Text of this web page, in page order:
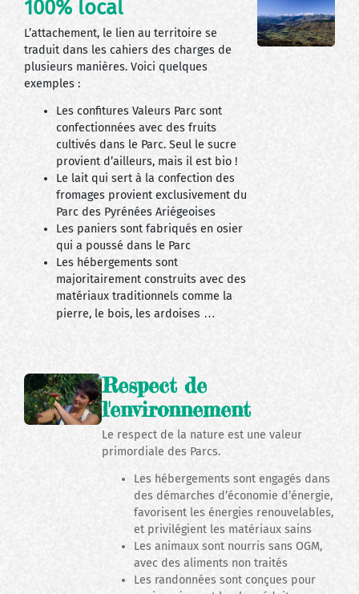
100% local
L’attachement, le lien au territoire se
traduit dans les cahiers des charges de
plusieurs manières. Voici quelques
exemples :
Les confitures Valeurs Parc sont
confectionnées avec des fruits
cultivés dans le Parc. Seul le sucre
provient d’ailleurs, mais il est bio !
Le lait qui sert à la confection des
fromages provient exclusivement du
Parc des Pyrénées Ariégeoises
Les paniers sont fabriqués en osier
qui a poussé dans le Parc
Les hébergements sont
majoritairement construits avec des
matériaux traditionnels comme la
pierre, le bois, les ardoises …
Respect de
l'environnement
Le respect de la nature est une valeur
primordiale des Parcs.
Les hébergements sont engagés dans
des démarches d’économie d’énergie,
favorisent les énergies renouvelables,
et privilégient les matériaux sains
Les animaux sont nourris sans OGM,
avec des aliments non traités
Les randonnées sont conçues pour